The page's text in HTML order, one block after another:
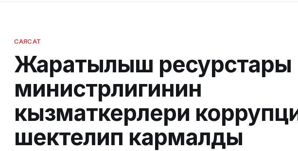
САЯСАТ
Жаратылыш ресурстары
министрлигинин
кызматкерлери
шектелип кармалды